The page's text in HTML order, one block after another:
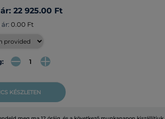
22 925.00 Ft
0.00 Ft
KÉSZLETEN